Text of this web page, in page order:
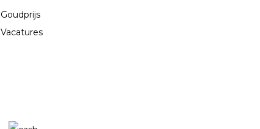
Goudprijs
Vacatures